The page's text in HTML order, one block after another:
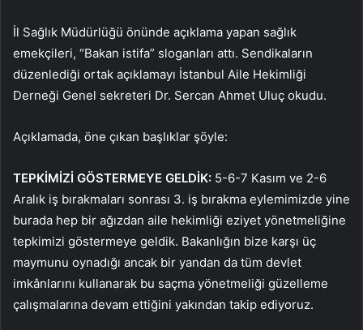
İl Sağlık Müdürlüğü önünde açıklama yapan sağlık
emekçileri, “Bakan istifa” sloganları attı. Sendikaların
düzenlediği ortak açıklamayı İstanbul Aile Hekimliği
Derneği Genel sekreteri Dr. Sercan Ahmet Uluç okudu.
Açıklamada, öne çıkan başlıklar şöyle:
TEPKİMİZİ GÖSTERMEYE GELDİK: 5-6-7 Kasım ve 2-6
Aralık iş bırakmaları sonrası 3. iş bırakma eylemimizde yine
burada hep bir ağızdan aile hekimliği eziyet yönetmeliğine
tepkimizi göstermeye geldik. Bakanlığın bize karşı üç
maymunu oynadığı ancak bir yandan da tüm devlet
imkânlarını kullanarak bu saçma yönetmeliği güzelleme
çalışmalarına devam ettiğini yakından takip ediyoruz.